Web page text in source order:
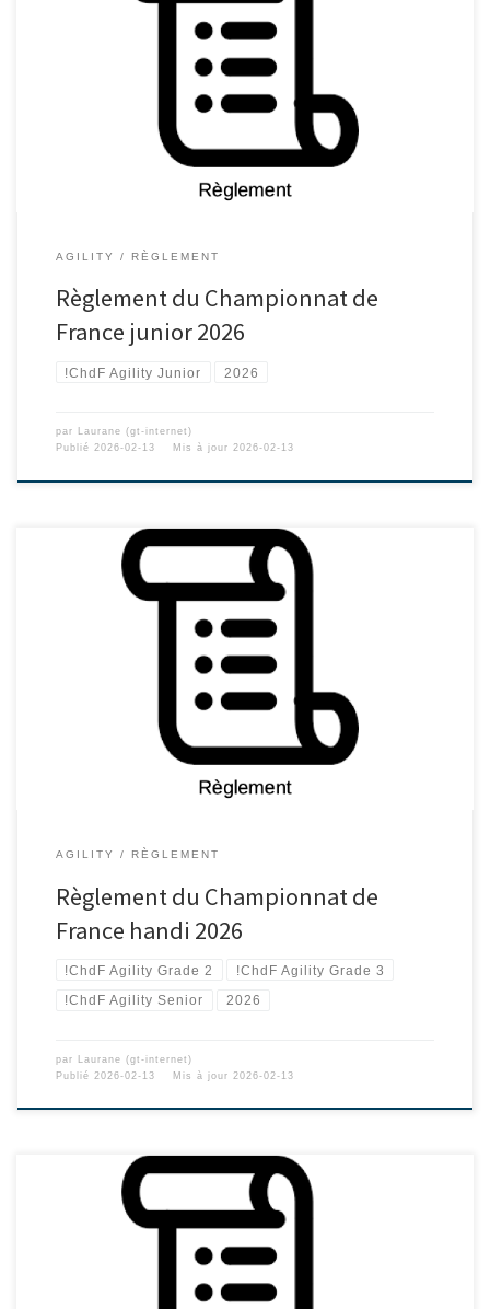
AGILITY RÈGLEMENT
Règlement du Championnat de
France junior 2026
!ChdF Agility Junior 2026
par
Laurane (gt-internet)
Publié 2026-02-13 Mis à jour 2026-02-13
AGILITY RÈGLEMENT
Règlement du Championnat de
France handi 2026
!ChdF Agility Grade 2 !ChdF Agility Grade 3
!ChdF Agility Senior 2026
par
Laurane (gt-internet)
Publié 2026-02-13 Mis à jour 2026-02-13